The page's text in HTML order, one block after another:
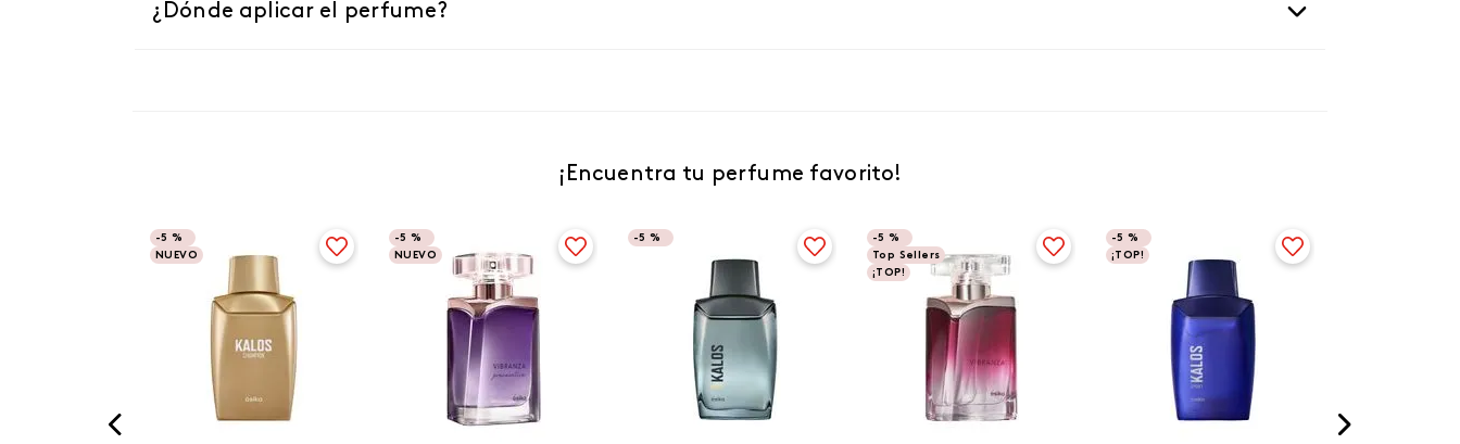
¿Dónde aplicar el perfume?
¡Encuentra tu perfume favorito!
-5 %
NUEVO
-5 %
NUEVO
-5 % -5 %
Top Sellers
¡TOP!
-5 %
¡TOP!